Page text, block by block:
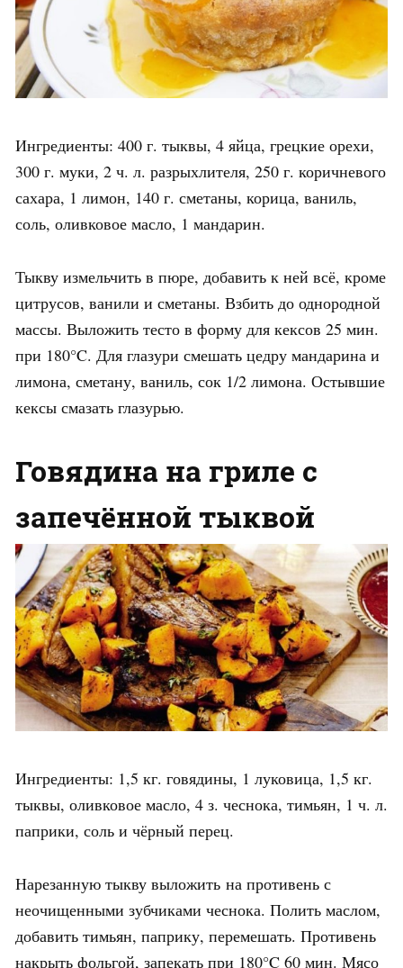
Ингредиенты: 400 г. тыквы, 4 яйца, грецкие орехи,
300 г. муки, 2 ч. л. разрыхлителя, 250 г. коричневого
сахара, 1 лимон, 140 г. сметаны, корица, ваниль,
соль, оливковое масло, 1 мандарин.
Тыкву измельчить в пюре, добавить к ней всё, кроме
цитрусов, ванили и сметаны. Взбить до однородной
массы. Выложить тесто в форму для кексов 25 мин.
при 180°C. Для глазури смешать цедру мандарина и
лимона, сметану, ваниль, сок 1/2 лимона. Остывшие
кексы смазать глазурью.
Говядина на гриле с
запечённой тыквой
Ингредиенты: 1,5 кг. говядины, 1 луковица, 1,5 кг.
тыквы, оливковое масло, 4 з. чеснока, тимьян, 1 ч. л.
паприки, соль и чёрный перец.
Нарезанную тыкву выложить на противень с
неочищенными зубчиками чеснока. Полить маслом,
добавить тимьян, паприку, перемешать. Противень
накрыть фольгой, запекать при 180°C 60 мин. Мясо